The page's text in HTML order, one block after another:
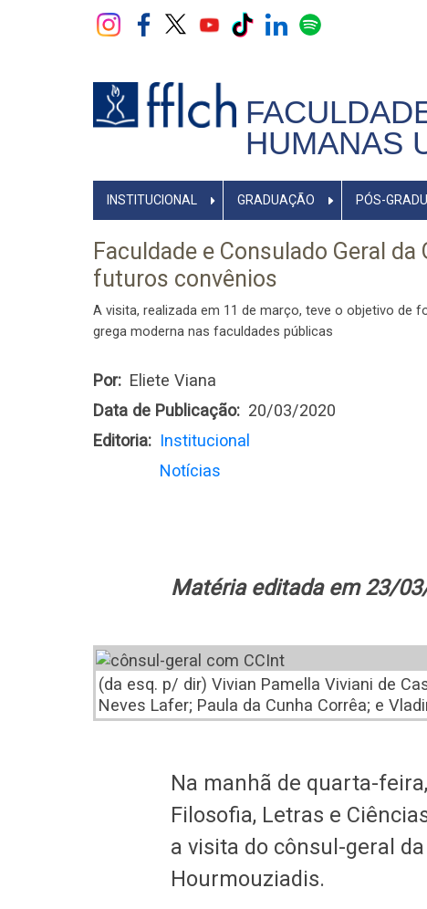
HUMANAS
NAVEGADOR
PRINCIPAL
INSTITUCIONAL GRADUAÇÃO PÓS-
Faculdade e Consulado Geral
futuros convênios
A visita, realizada em 11 de março, teve o objetivo de
grega moderna nas faculdades públicas
Por
Eliete Viana
Data de Publicação
20/03/2020
Editoria
Institucional
Notícias
Matéria editada em 23/
(da esq. p/ dir) Vivian Pamella Viviani de
Neves Lafer; Paula da Cunha Corrêa; e
Na manhã de quarta-
Filosofia, Letras e
a visita do cônsul-geral
Hourmouziadis.